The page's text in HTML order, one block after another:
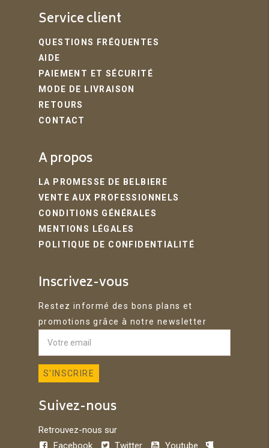
Service client
QUESTIONS FRÉQUENTES
AIDE
PAIEMENT ET SÉCURITÉ
MODE DE LIVRAISON
RETOURS
CONTACT
A propos
LA PROMESSE DE BELBIERE
VENTE AUX PROFESSIONNELS
CONDITIONS GÉNÉRALES
MENTIONS LÉGALES
POLITIQUE DE CONFIDENTIALITÉ
Inscrivez-vous
Restez informé des bons plans et
promotions grâce à notre newsletter
Suivez-nous
Retrouvez-nous sur
Facebook
Twitter Youtube